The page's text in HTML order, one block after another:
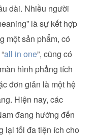
dài. Nhiều người
là sự kết hợp
một sản phẩm, có
all in one”, cũng có
hình phẳng tích
đơn giản là một hệ
Hiện nay, các
đang hướng đến
lại tối đa tiện ích cho